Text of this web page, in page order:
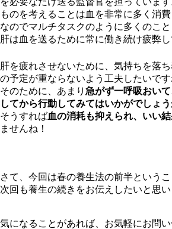
ものを考えることは血を非常に多く消費
なのでマルチタスクのように多くのこと
肝は血を送るために常に働き続け疲弊し
肝を疲れさせないために、気持ちを落
の予定が重ならないよう工夫したいです
そのために、あまり 急がず一呼吸おい
してから行動してみてはいかがでしょ
そうすれば血の消耗も抑えられ、いい
ませんね！
さて、今回は春の養生法の前半というこ
次回も養生の続きをお伝えしたいと思い
気になることがあれば、お気軽にお問い